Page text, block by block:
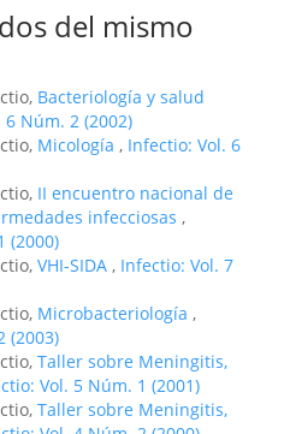
del mismo
Bacteriología y salud
Núm. 2 (2002)
Micología , Infectio: Vol. 6
II encuentro nacional de
infecciosas ,
(2000)
VHI-SIDA , Infectio: Vol. 7
Microbacteriología ,
(2003)
Taller sobre Meningitis,
Vol. 5 Núm. 1 (2001)
Taller sobre Meningitis,